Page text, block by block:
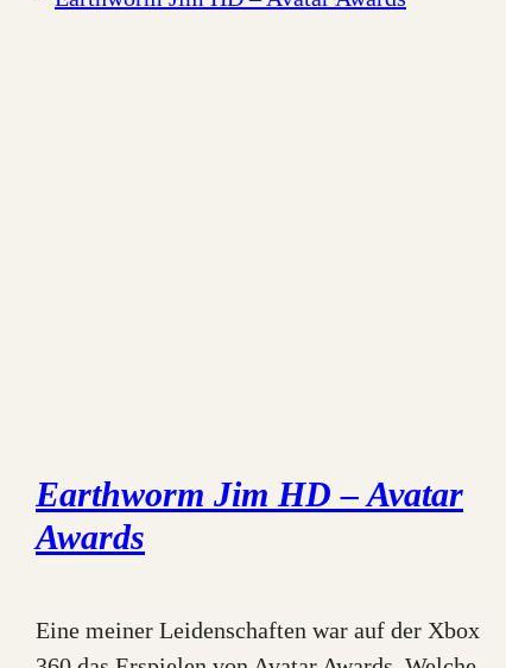
Earthworm Jim HD – Avatar
Awards
Eine meiner Leidenschaften war auf der Xbox